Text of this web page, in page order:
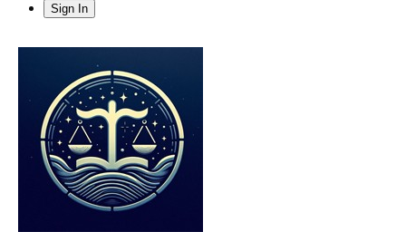
Sign In